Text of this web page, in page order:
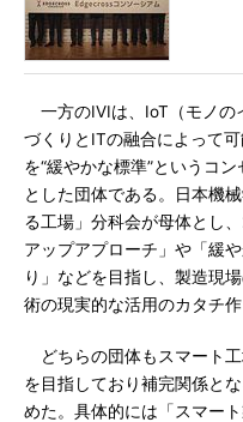
一方のIVIは、IoT（モノの
づくりとITの融合によって
を“緩やかな標準”というコ
とした団体である。日本機
る工場」分科会が母体とし
アップアプローチ」や「緩
り」などを目指し、製造現
術の現実的な活用のカタチ
どちらの団体もスマート
を目指しており補完関係と
めた。具体的には「スマー